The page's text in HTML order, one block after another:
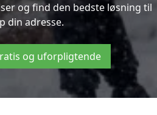
og find den bedste løsning til
din adresse.
og uforpligtende